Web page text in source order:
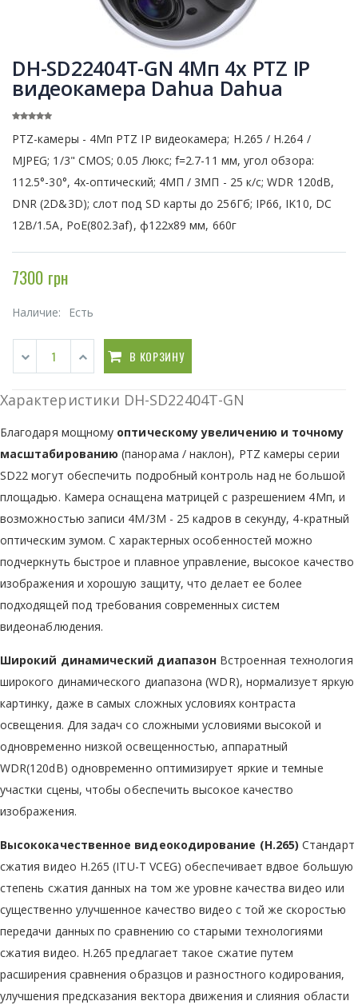
DH-SD22404T-GN 4Мп 4х PTZ IP
видеокамера Dahua Dahua
PTZ-камеры - 4Мп PTZ IP видеокамера; Н.265 / H.264 /
MJPEG; 1/3" CMOS; 0.05 Люкс; f=2.7-11 мм, угол обзора:
112.5°-30°, 4x-оптический; 4МП / 3МП - 25 к/с; WDR 120dB,
DNR (2D&3D); слот под SD карты до 256Гб; IP66, IK10, DC
12В/1.5А, PoE(802.3af), ф122x89 мм, 660г
7300 грн
Наличие: Есть
В КОРЗИНУ
Характеристики DH-SD22404T-GN
Благодаря мощному оптическому увеличению и точному
масштабированию (панорама / наклон), PTZ камеры серии
SD22 могут обеспечить подробный контроль над не большой
площадью. Камера оснащена матрицей с разрешением 4Мп, и
возможностью записи 4M/3M - 25 кадров в секунду, 4-кратный
оптическим зумом. С характерных особенностей можно
подчеркнуть быстрое и плавное управление, высокое качество
изображения и хорошую защиту, что делает ее более
подходящей под требования современных систем
видеонаблюдения.
Широкий динамический диапазон Встроенная технология
широкого динамического диапазона (WDR), нормализует яркую
картинку, даже в самых сложных условиях контраста
освещения. Для задач со сложными условиями высокой и
одновременно низкой освещенностью, аппаратный
WDR(120dB) одновременно оптимизирует яркие и темные
участки сцены, чтобы обеспечить высокое качество
изображения.
Высококачественное видеокодирование (H.265) Стандарт
сжатия видео H.265 (ITU-T VCEG) обеспечивает вдвое большую
степень сжатия данных на том же уровне качества видео или
существенно улучшенное качество видео с той же скоростью
передачи данных по сравнению со старыми технологиями
сжатия видео. H.265 предлагает такое сжатие путем
расширения сравнения образцов и разностного кодирования,
улучшения предсказания вектора движения и слияния области